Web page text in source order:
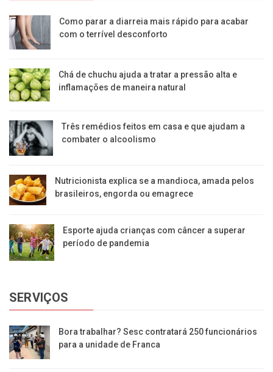
Como parar a diarreia mais rápido para acabar
com o terrível desconforto
Chá de chuchu ajuda a tratar a pressão alta e
inflamações de maneira natural
Três remédios feitos em casa e que ajudam a
combater o alcoolismo
Nutricionista explica se a mandioca, amada pelos
brasileiros, engorda ou emagrece
Esporte ajuda crianças com câncer a superar
período de pandemia
SERVIÇOS
Bora trabalhar? Sesc contratará 250 funcionários
para a unidade de Franca